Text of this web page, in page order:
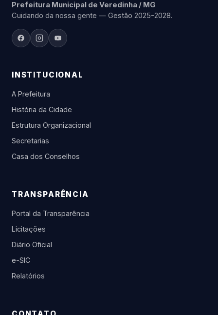
Prefeitura Municipal de Veredinha / MG
Cuidando da nossa gente — Gestão 2025-2028.
INSTITUCIONAL
A Prefeitura
História da Cidade
Estrutura Organizacional
Secretarias
Casa dos Conselhos
TRANSPARÊNCIA
Portal da Transparência
Licitações
Diário Oficial
e-SIC
Relatórios